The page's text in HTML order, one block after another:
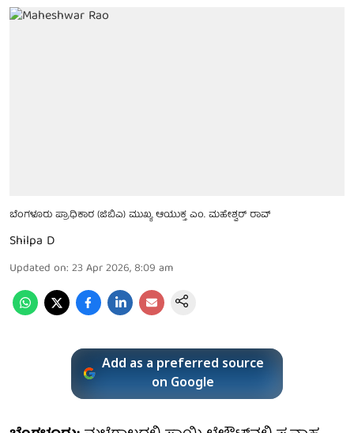
ಬೆಂಗಳೂರು ಪ್ರಾಧಿಕಾರ (ಜಿಬಿಎ) ಮುಖ್ಯ ಆಯುಕ್ತ ಎಂ. ಮಹೇಶ್ವರ್ ರಾವ್
Shilpa D
Updated on: 23 Apr 2026, 8:09 am
Add as a preferred source
on Google